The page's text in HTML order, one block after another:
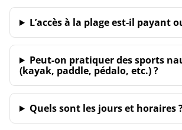
L’accès à la plage est-il payant
Peut-on pratiquer des sports
(kayak, paddle, pédalo, etc.) ?
Quels sont les jours et horaires